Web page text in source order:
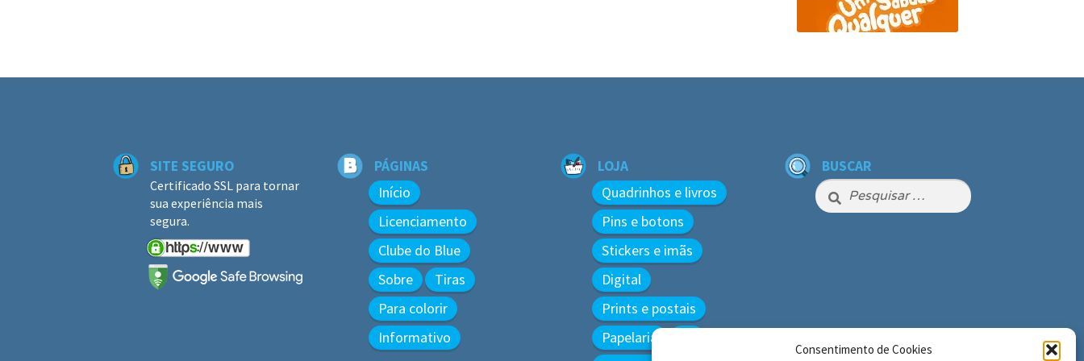
Consentimento de Cookies
SITE SEGURO
Certificado SSL para tornar
sua experiência mais
segura.
PÁGINAS
Início
Licenciamento
Clube do Blue
Sobre
Tiras
Para colorir
Informativo
LOJA
Quadrinhos e livros
Pins e botons
Stickers e imãs
Digital
Prints e postais
Papelaria
BUSCAR
Pesquisar
por: